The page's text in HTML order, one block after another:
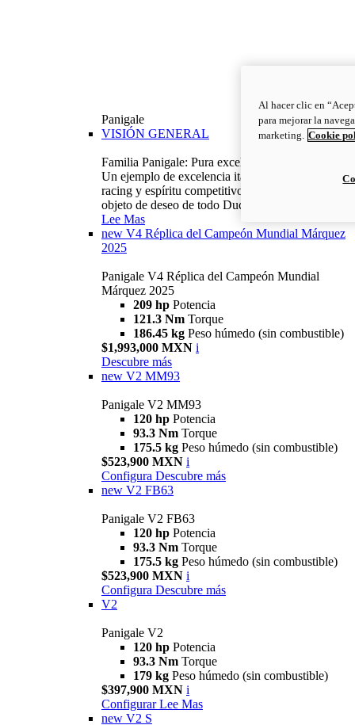
Panigale
VISIÓN GENERAL
Familia Panigale: Pura excelencia italiana.
Un ejemplo de excelencia italiana, con ADN
racing y espíritu competitivo: la Panigale es el
objeto de deseo de todo Ducatista.
Lee Mas
new V4 Réplica del Campeón Mundial Márquez
2025
Panigale V4 Réplica del Campeón Mundial
Márquez 2025
209 hp Potencia
121.3 Nm Torque
186.45 kg Peso húmedo (sin combustible)
$1,993,000 MXN i
Descubre más
new V2 MM93
Panigale V2 MM93
120 hp Potencia
93.3 Nm Torque
175.5 kg Peso húmedo (sin combustible)
$523,900 MXN i
Configura Descubre más
new V2 FB63
Panigale V2 FB63
120 hp Potencia
93.3 Nm Torque
175.5 kg Peso húmedo (sin combustible)
$523,900 MXN i
Configura Descubre más
V2
Panigale V2
120 hp Potencia
93.3 Nm Torque
179 kg Peso húmedo (sin combustible)
$397,900 MXN i
Configurar Lee Mas
new V2 S
Al hacer clic en
para mejorar la
marketing. Cookie